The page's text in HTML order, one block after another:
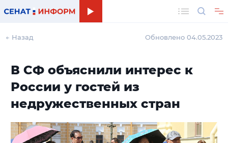
← Назад Обновлено 04.05.2023
В СФ объяснили интерес к
России у гостей из
недружественных стран